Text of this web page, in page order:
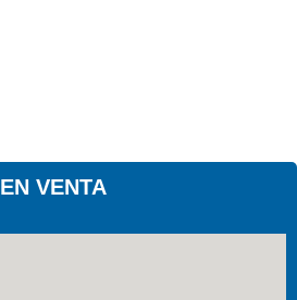
EN VENTA